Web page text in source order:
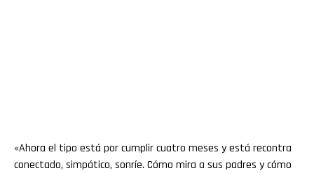
«Ahora el tipo está por cumplir cuatro meses y está recontra
conectado, simpático, sonríe. Cómo mira a sus padres y cómo